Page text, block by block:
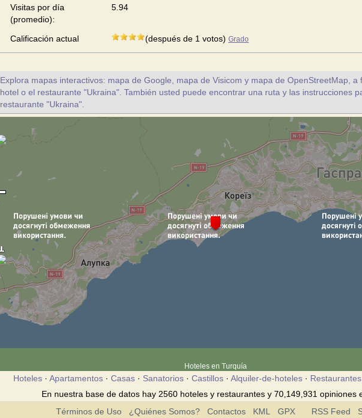
Visitas por día
(promedio):
5.94
Calificación actual (después de 1 votos) Grado
Explora mapas interactivos: mapa de Google, mapa de Visicom y mapa de OpenStreetMap, a
hotel o el restaurante "Ukraina". También usted puede encontrar una ruta y las instrucciones
restaurante "Ukraina".
Hoteles en Turquía
Hoteles· Apartamentos· Casas· Sanatorios· Castillos· Alquiler-de-hoteles· Restaurantes
En nuestra base de datos hay 2560 hoteles y restaurantes y 70,149,931 opiniones
Términos de Uso
¿Quiénes Somos? Contactos KML GPX RSS Feed